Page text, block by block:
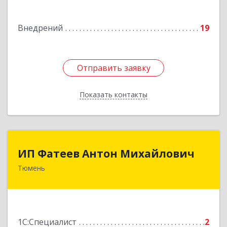
Внедрений 19
Отправить заявку
Показать контакты
Отправить заявку
Назад
ИП Фатеев Антон Михайлович
Тюмень
1С:Специалист 2
ИП Фатеев Антон Михайлович
625046, Тюменская обл, Тюмень г, Майский